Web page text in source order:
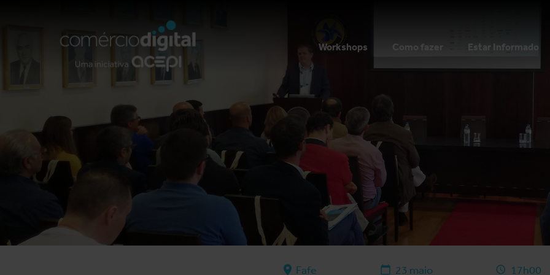
Workshops Como fazer Estar Informado
Fafe 23 maio 17h00